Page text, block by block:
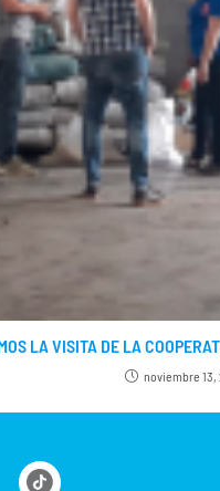
LA VISITA DE LA
noviembre 13,